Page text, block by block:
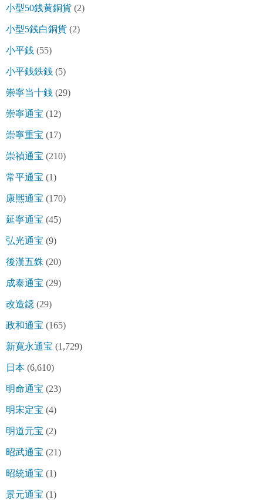
小型50銭黄銅貨 (2)
小型5銭白銅貨 (2)
小平銭 (55)
小平銭鉄銭 (5)
崇寧当十銭 (29)
崇寧通宝 (12)
崇寧重宝 (17)
崇禎通宝 (210)
常平通宝 (1)
康熈通宝 (170)
延寧通宝 (45)
弘光通宝 (9)
後漢五銖 (20)
成泰通宝 (29)
改造鐚 (29)
政和通宝 (165)
新寛永通宝 (1,729)
日本 (6,610)
明命通宝 (23)
明宋定宝 (4)
明道元宝 (2)
昭武通宝 (21)
昭統通宝 (1)
景元通宝 (1)